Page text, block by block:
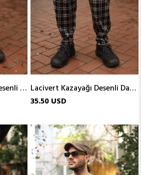
Kahverengi Kazayağı Desenli Dar Paça Erkek Pantolon
Lacivert Kazayağı Desenli Dar Paça Erkek Pantolon
35.50 USD